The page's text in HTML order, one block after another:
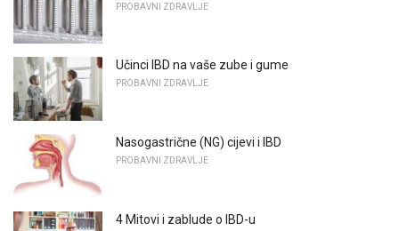
PROBAVNI ZDRAVLJE
Učinci IBD na vaše zube i gume
PROBAVNI ZDRAVLJE
Nasogastrične (NG) cijevi i IBD
PROBAVNI ZDRAVLJE
4 Mitovi i zablude o IBD-u